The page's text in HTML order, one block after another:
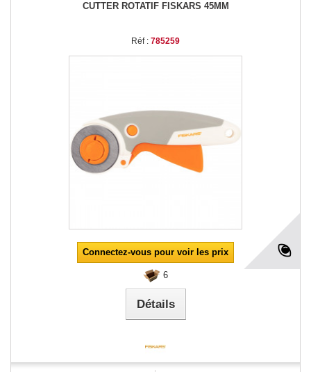
CUTTER ROTATIF FISKARS 45MM
Réf : 785259
Connectez-vous pour voir les prix
6
Détails